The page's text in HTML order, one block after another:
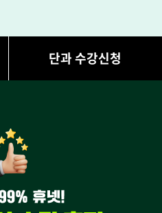
단과 수강신청